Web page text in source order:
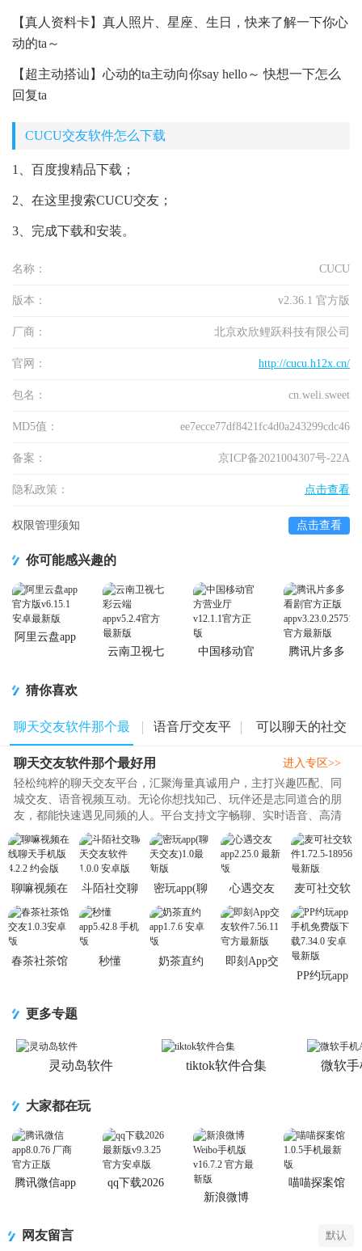
【真人资料卡】真人照片、星座、生日，快来了解一下你心
动的ta～
【超主动搭讪】心动的ta主动向你say hello～ 快想一下怎么
回复ta
CUCU交友软件怎么下载
1、百度搜精品下载；
2、在这里搜索CUCU交友；
3、完成下载和安装。
名称： CUCU
版本： v2.36.1 官方版
厂商： 北京欢欣鲤跃科技有限公司
官网： http://cucu.h12x.cn/
包名： cn.weli.sweet
MD5值： ee7ecce77df8421fc4d0a243299cdc46
备案： 京ICP备2021004307号-22A
隐私政策： 点击查看
权限管理须知 点击查看
你可能感兴趣的
阿里云盘app
云南卫视七
中国移动官
腾讯片多多
猜你喜欢
聊天交友软件那个最
好用
语音厅交友平 可以聊天的社交
软件
聊天交友软件那个最好用
轻松纯粹的聊天交友平台，汇聚海量真诚用户，主打兴趣匹配、同
城交友、语音视频互动。无论你想找知己、玩伴还是志同道合的朋
友，都能快速遇见同频的人。平台支持文字畅聊、实时语音、高清
视频，多种互动方式拉近距离..
进入专区>>
聊嘛视频在
线聊天手机
版4.2.2 约会
斗陌社交聊
天交友软件
1.0.0 安卓版
密玩app(聊
天交友)1.0
最新版
心遇交友
app2.25.0 最
新版
麦可社交软
件1.72.5-
18956 最新
版
春茶社茶馆
秒懂
奶茶直约
即刻App交
PP约玩app
更多专题
灵动岛软件 tiktok软件合集 微软手
大家都在玩
腾讯微信app
qq下载2026
新浪微博
喵喵探案馆
网友留言 默认